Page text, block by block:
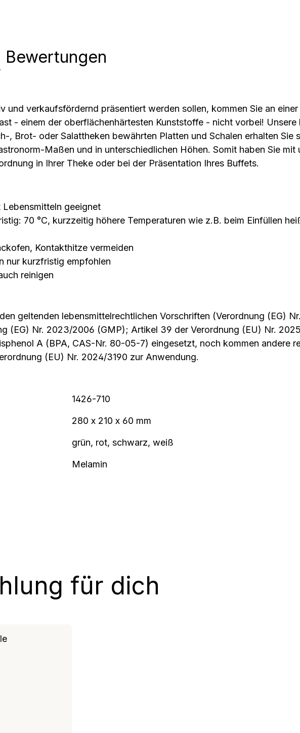
Bewertungen
verkaufsfördernd präsentiert werden sollen, kommen Sie an einer
- einem der oberflächenhärtesten Kunststoffe - nicht vorbei!
, Brot- oder Salattheken bewährten Platten und Schalen erhalten Sie
Maßen und in unterschiedlichen Höhen. Somit haben Sie mit
in Ihrer Theke oder bei der Präsentation Ihres Buffets.
geeignet
70 °C, kurzzeitig höhere Temperaturen wie z.B. beim Einfüllen
Kontakthitze vermeiden
nur kurzfristig empfohlen
reinigen
geltenden lebensmittelrechtlichen Vorschriften (Verordnung (EG)
(EG) Nr. 2023/2006 (GMP); Artikel 39 der Verordnung (EU) Nr.
A (BPA, CAS-Nr. 80-05-7) eingesetzt, noch kommen andere
(EU) Nr. 2024/3190 zur Anwendung.
1426-710
280 x 210 x 60 mm
grün, rot, schwarz, weiß
Melamin
für dich